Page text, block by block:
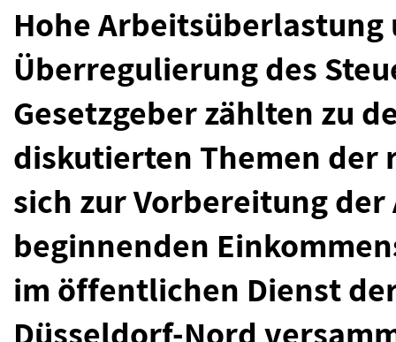
Hohe
Überregulierung des
Gesetzgeber zählten zu
diskutierten Themen der
sich zur Vorbereitung
beginnenden
im öffentlichen Dienst
Düsseldorf-Nord